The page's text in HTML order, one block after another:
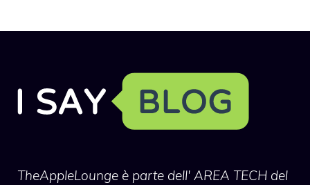
TheAppleLounge è parte dell' AREA TECH del